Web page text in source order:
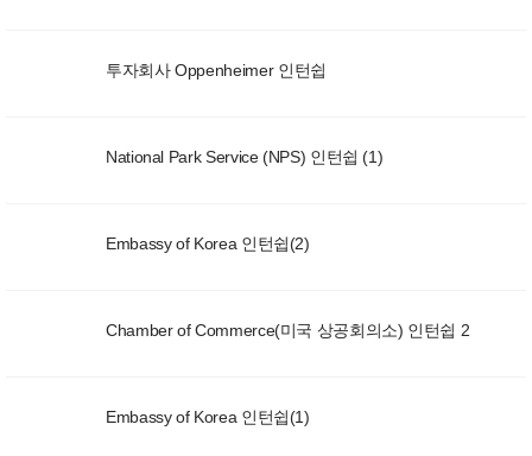
투자회사 Oppenheimer 인턴쉽
National Park Service (NPS) 인턴쉽 (1)
Embassy of Korea 인턴쉽(2)
Chamber of Commerce(미국 상공회의소) 인턴쉽 2
Embassy of Korea 인턴쉽(1)